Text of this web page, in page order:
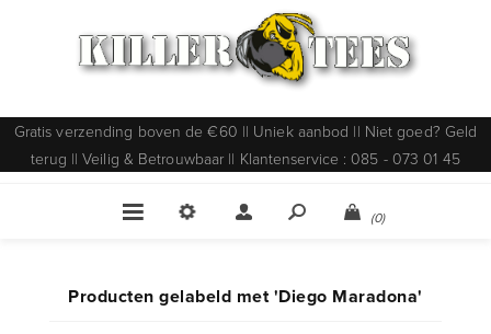
Gratis verzending boven de €60 || Uniek aanbod || Niet goed? Geld
terug || Veilig & Betrouwbaar || Klantenservice : 085 - 073 01 45
(0)
Producten gelabeld met 'Diego Maradona'